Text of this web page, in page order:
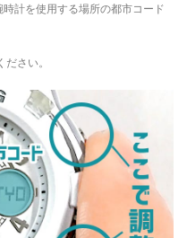
計を使用する場所の都市コード
さい。